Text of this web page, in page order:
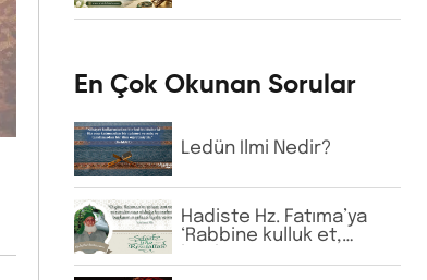
En Çok Okunan Sorular
Ledün İlmi Nedir?
Hadiste Hz. Fatıma’ya
‘Rabbine kulluk et,